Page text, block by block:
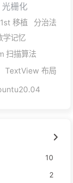
光栅化
移植
分治法
学记忆
扫描算法
TextView 布局
10
2